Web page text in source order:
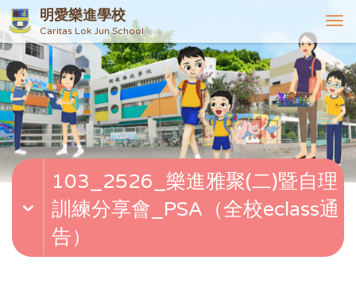
明愛樂進學校
Caritas Lok Jun School
T
o
g
g
l
e
n
v
i
g
a
i
103_2526_樂進雅聚(二)暨自理
訓練分享會_PSA（全校eclass通
告）